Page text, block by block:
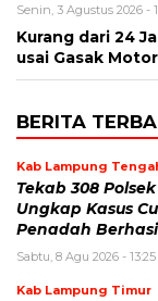
Senin, 3 Agustus 2026 -
Kurang dari 24
usai Gasak
BERITA
Kab Lampung
Tekab 308
Ungkap Kasus
Penadah
Sabtu, 8 Agu 2026 -
Kab Lampung Timur